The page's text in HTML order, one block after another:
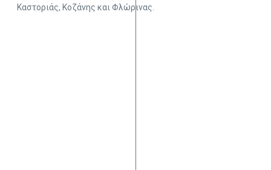
Καστοριάς, Κοζάνης και Φλώρινας.